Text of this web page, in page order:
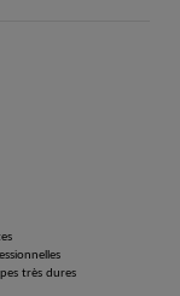
très dures